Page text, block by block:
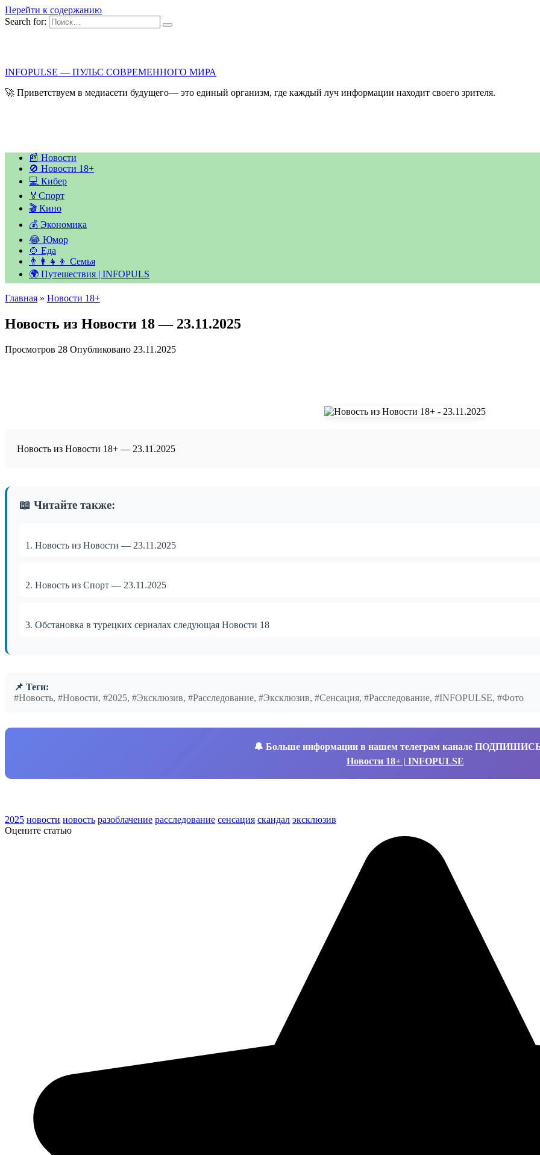
Перейти к содержанию
Search for:
INFOPULSE — ПУЛЬС СОВРЕМЕННОГО МИРА
🚀 Приветствуем в медиасети будущего— это единый организм, где каждый луч информации находит своего зрителя.
📰 Новости
🚫 Новости 18+
💻 Кибер
🏅Спорт
🎬 Кино
💰 Экономика
😂 Юмор
🍲 Еда
👨‍👩‍👧‍👦 Семья
🌍 Путешествия | INFOPULS
Главная » Новости 18+
Новость из Новости 18 — 23.11.2025
Просмотров 28 Опубликовано 23.11.2025
Новость из Новости 18+ — 23.11.2025
📖 Читайте также:
1. Новость из Новости — 23.11.2025
2. Новость из Спорт — 23.11.2025
3. Обстановка в турецких сериалах следующая Новости 18
📌 Теги:
#Новость, #Новости, #2025, #Эксклюзив, #Расследование, #Эксклюзив, #Сенсация, #Расследование, #INFOPULSE, #Фото
🔔 Больше информации в нашем телеграм канале
Новости 18+ | INFOPULSE
2025 новости новость разоблачение расследование сенсация скандал эксклюзив
Оцените статью